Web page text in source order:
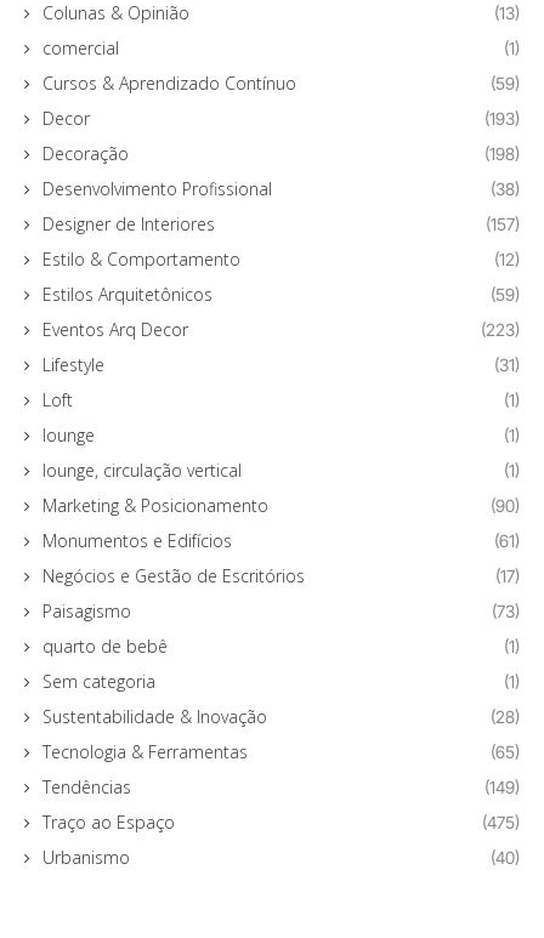
Colunas & Opinião (13)
comercial (1)
Cursos & Aprendizado Contínuo (59)
Decor (193)
Decoração (198)
Desenvolvimento Profissional (38)
Designer de Interiores (157)
Estilo & Comportamento (12)
Estilos Arquitetônicos (59)
Eventos Arq Decor (223)
Lifestyle (31)
Loft (1)
lounge (1)
lounge, circulação vertical (1)
Marketing & Posicionamento (90)
Monumentos e Edifícios (61)
Negócios e Gestão de Escritórios (17)
Paisagismo (73)
quarto de bebê (1)
Sem categoria (1)
Sustentabilidade & Inovação (28)
Tecnologia & Ferramentas (65)
Tendências (149)
Traço ao Espaço (475)
Urbanismo (40)